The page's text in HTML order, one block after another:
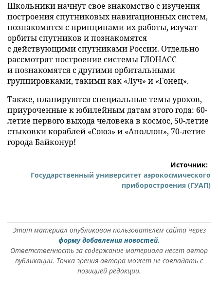
Школьники начнут свое знакомство с изучения
построения спутниковых навигационных систем,
познакомятся с принципами их работы, изучат
орбиты спутников и познакомятся
с действующими спутниками России. Отдельно
рассмотрят построение системы ГЛОНАСС
и познакомятся с другими орбитальными
группировками, такими как «Луч» и «Гонец».
Также, планируются специальные темы уроков,
приуроченные к юбилейным датам этого года: 60-
летие первого выхода человека в космос, 50-летие
стыковки кораблей «Союз» и «Аполлон», 70-летие
города Байконур!
Источник:
Государственный университет аэрокосмического
приборостроения (ГУАП)
Этот материал опубликован пользователем сайта через
форму добавления новостей.
Ответственность за содержание материала несет автор
публикации. Точка зрения автора может не совпадать с
позицией редакции.